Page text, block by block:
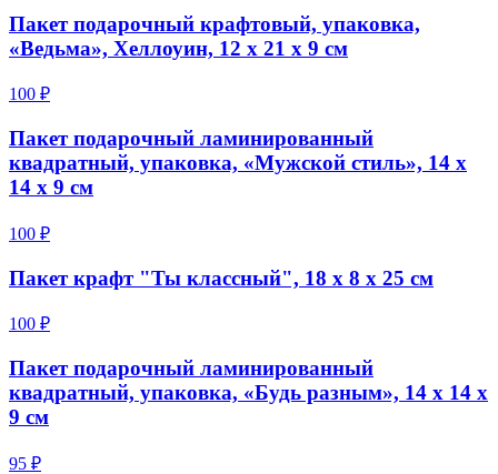
Пакет подарочный крафтовый, упаковка,
«Ведьма», Хеллоуин, 12 х 21 х 9 см
100 ₽
Пакет подарочный ламинированный
квадратный, упаковка, «Мужской стиль», 14 х
14 х 9 см
100 ₽
Пакет крафт "Ты классный", 18 х 8 х 25 см
100 ₽
Пакет подарочный ламинированный
квадратный, упаковка, «Будь разным», 14 х 14 х
9 см
95 ₽